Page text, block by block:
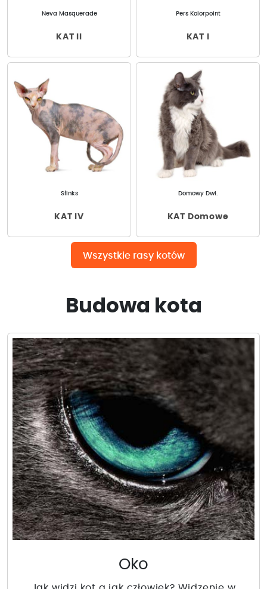
Neva Masquerade
KAT II
Pers Kolorpoint
KAT I
Sfinks
KAT IV
Domowy Dwł.
KAT Domowe
Wszystkie rasy kotów
Budowa kota
Oko